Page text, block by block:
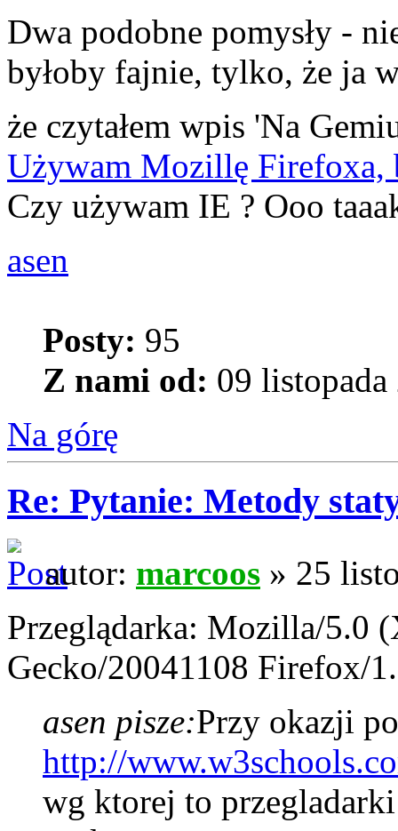
Dwa podobne pomysły -
byłoby fajnie, tylko, że ja
że czytałem wpis 'Na
Używam Mozillę Firefoxa,
Czy używam IE ? Ooo
asen
Posty: 95
Z nami od: 09
Na górę
Re: Pytanie: Metody
autor: marcoos » 25
Przeglądarka: Mozilla/5.0
Gecko/20041108 Firefox/
asen pisze:Przy okazji
http://
wg ktorej to